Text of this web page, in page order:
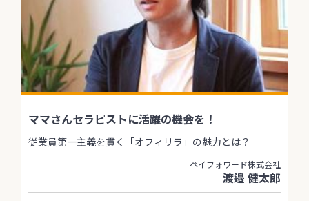
ママさんセラピストに活躍の機会を！
従業員第一主義を貫く「オフィリラ」の魅力とは？
ペイフォワード株式会社
渡邉 健太郎